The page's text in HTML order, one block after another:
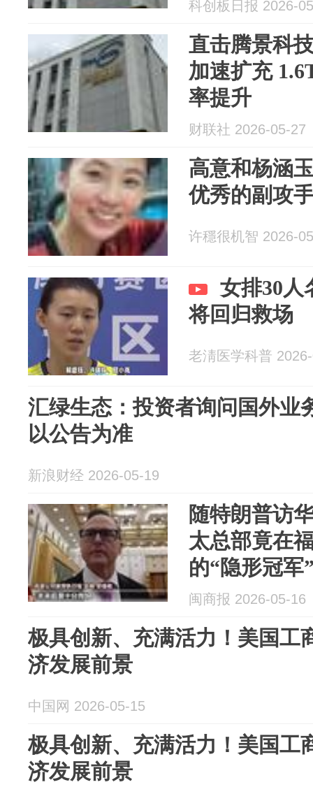
科创板日报 2026-
直击腾景科
加速扩充
率提升
财联社 2026-05-27
高意和杨涵
优秀的副攻
许穩很机智 2026-
女排30人
将回归救场
老淸医学科普
汇绿生态：投资者询问国外业
以公告为准
新浪财经 2026-05-19
随特朗普访
太总部竟在
的“隐形冠军
闽商报 2026-05-16
极具创新、充满活力！美国工
济发展前景
中国网 2026-05-15
极具创新、充满活力！美国工
济发展前景